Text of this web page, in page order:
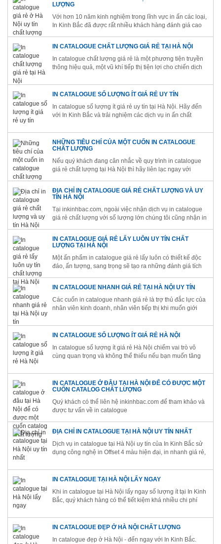
LƯỢNG
Với hơn 10 năm kinh nghiệm trong lĩnh vực in ấn các loại,
In Kinh Bắc đã được rất nhiều khách hàng đánh giá cao
IN CATALOGUE CHẤT LƯỢNG GIÁ RẺ TẠI HÀ NỘI
In catalogue chất lượng giá rẻ là một phương tiện truyền
thông hiệu quả, một vũ khí tiếp thị tiện lợi cho chiến dịch
IN CATALOGUE SỐ LƯỢNG ÍT GIÁ RẺ UY TÍN
In catalogue số lượng ít giá rẻ uy tín tại Hà Nội. Hãy đến
với In Kinh Bắc và trải nghiệm các dịch vụ in ấn chất
vải,...
NHỮNG TIÊU CHÍ CỦA MỘT CUỐN IN CATALOGUE
CHẤT LƯỢNG
Nếu quý khách đang cân nhắc về quy trình in catalogue
giá rẻ chất lượng tại Hà Nội thì hãy liên lạc ngay với
ĐỊA CHỈ IN CATALOGUE GIÁ RẺ CHẤT LƯỢNG VÀ UY
TÍN HÀ NỘI
Tại inkinhbac.com, ngoài việc nhận dịch vụ in catalogue
giá rẻ chất lượng với số lượng lớn chúng tôi cũng nhận in
IN CATALOGUE GIÁ RẺ LẤY LUÔN UY TÍN CHẤT
LƯỢNG TẠI HÀ NỘI
Một ấn phẩm in catalogue giá rẻ lấy luôn có thiết kế độc
đáo, ấn tượng, sang trọng sẽ tạo ra những đánh giá tích
IN CATALOGUE NHANH GIÁ RẺ TẠI HÀ NỘI UY TÍN
Các cuốn in catalogue nhanh giá rẻ là trợ thủ đắc lực của
nhân viên kinh doanh, nhân viên tiếp thị khi muốn giới
IN CATALOGUE SỐ LƯỢNG ÍT GIÁ RẺ HÀ NỘI
In catalogue số lượng ít giá rẻ Hà Nội chiếm vai trò vô
cùng quan trọng và không thể thiếu nếu bạn muốn tăng
IN CATALOGUE Ở ĐÂU TẠI HÀ NỘI ĐỂ CÓ ĐƯỢC MỘT
CUỐN CATALOG CHẤT LƯỢNG
Quý khách có thể liên hệ inkinhbac.com để tham khảo và
được tư vấn về in catalogue
ĐỊA CHỈ IN CATALOGUE TẠI HÀ NỘI UY TÍN NHẤT
Dịch vụ in catalogue tại Hà Nội uy tín của In Kinh Bắc sử
dụng công nghệ in Offset 4 màu hiện đại, in nhanh giá rẻ,
IN CATALOGUE TẠI HÀ NỘI LẤY NGAY
Khi in catalogue tại Hà Nội lấy ngay số lượng ít tại In Kinh
Bắc, quý khách hàng có thể tiết kiệm khá nhiều chi phí
IN CATALOGUE ĐẸP Ở HÀ NỘI CHẤT LƯỢNG
In catalogue đẹp ở Hà Nội - đến ngay với In Kinh Bắc.